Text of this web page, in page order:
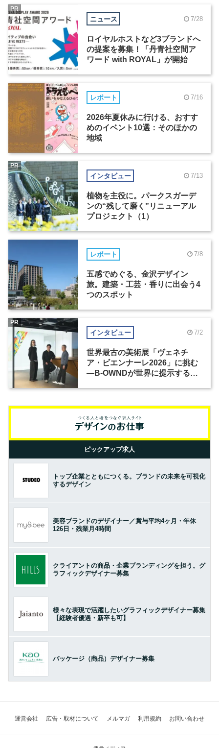
ニュース 7/28
ロイヤルホストなど3ブランドへ
の提案を募集！「丹青社空間ア
ワード with ROYAL」が開始
PR
レポート 7/16
2026年夏休みに行ける、おすす
めのイベント10選：そのほかの
地域
インタビュー 7/13
植物を主役に。パークスガーデ
ンの“残して磨く”リニューアル
プロジェクト（1）
PR
レポート 7/8
五感でめぐる、金沢デザイン
旅。建築・工芸・香りに出会う4
つのスポット
インタビュー 7/2
世界最古の美術展「ヴェネチ
ア・ビエンナーレ2026」に挑む
―B-OWNDが世界に提示する美
PR
ピックアップ求人
トップ企業とともにつくる。ブランドの未来を可視化
するデザイン
美容ブランドのデザイナー／賞与平均4ヶ月・年休
126日・残業月4時間
クライアントの商品・企業ブランディングを担う。グ
ラフィックデザイナー募集
様々な表現で活躍したいグラフィックデザイナー募集
【経験者優遇・新卒も可】
パッケージ（商品）デザイナー募集
運営会社 広告・取材について メルマガ 利用規約 お問い合わせ